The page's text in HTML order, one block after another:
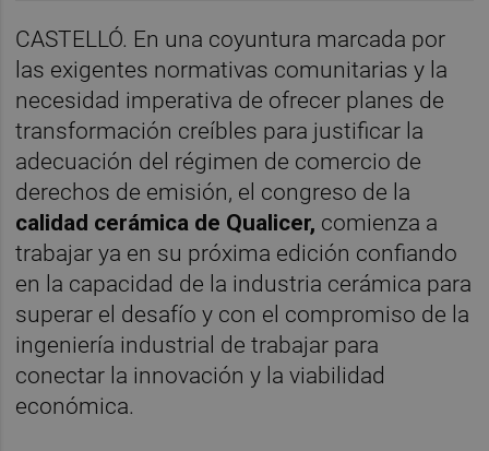
CASTELLÓ. En una coyuntura marcada por
las exigentes normativas comunitarias y la
necesidad imperativa de ofrecer planes de
transformación creíbles para justificar la
adecuación del régimen de comercio de
derechos de emisión, el congreso de la
calidad cerámica de Qualicer, comienza a
trabajar ya en su próxima edición confiando
en la capacidad de la industria cerámica para
superar el desafío y con el compromiso de la
ingeniería industrial de trabajar para
conectar la innovación y la viabilidad
económica.